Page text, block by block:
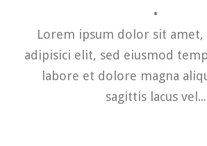
•
Lorem ipsum dolor sit amet,
adipisici elit, sed eiusmod
labore et dolore magna
sagittis lacus vel...